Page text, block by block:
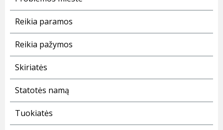
Reikia paramos
Reikia pažymos
Skiriatės
Statotės namą
Tuokiatės